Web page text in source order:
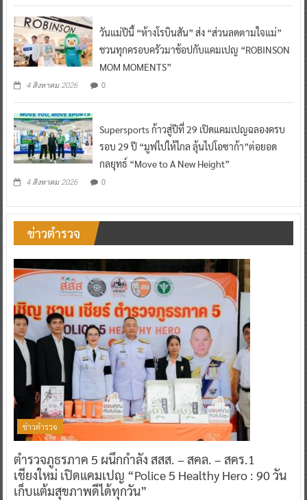
วันแม่ปีนี้ “ห้างโรบินสัน” ส่ง “ส่วนลดตามใจแม่”
ชวนทุกครอบครัวมาช้อปกับแคมเปญ “ROBINSON
MOM MOMENTS”
4 สิงหาคม 2026 0
Supersports ก้าวสู่ปีที่ 29 เปิดแคมเปญฉลองครบ
รอบ 29 ปี “มูฟไปให้ไกล ลุ้นไปโอซาก้า”ต่อยอด
กลยุทธ์ “Move to A New Height”
4 สิงหาคม 2026 0
ข่าวตำรวจ
ข่าวตำรวจ
ตำรวจภูธรภาค 5 ผนึกกำลัง สสส. – สคล. – สคร.1
เชียงใหม่ เปิดแคมเปญ “Police 5 Healthy Hero : 90 วัน
เก็บแต้มสุขภาพดีได้ทุกวัน”